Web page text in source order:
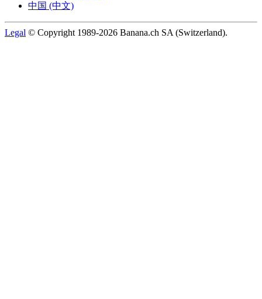
中国 (中文)
Legal © Copyright 1989-2026 Banana.ch SA (Switzerland).